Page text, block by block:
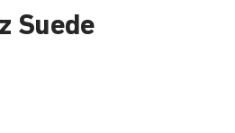
Suede